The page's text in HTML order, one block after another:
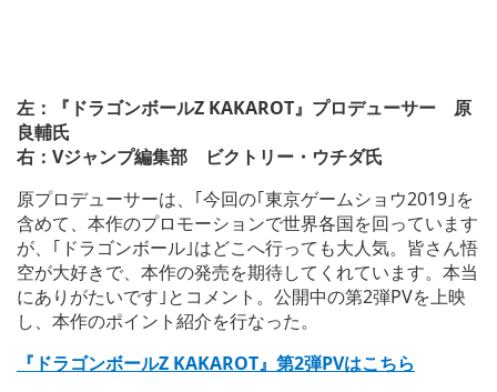
左：『ドラゴンボールZ KAKAROT』プロデューサー 原
良輔氏
右：Vジャンプ編集部 ビクトリー・ウチダ氏
原プロデューサーは、｢今回の｢東京ゲームショウ2019｣を
含めて、本作のプロモーションで世界各国を回っています
が、｢ドラゴンボール｣はどこへ行っても大人気。皆さん悟
空が大好きで、本作の発売を期待してくれています。本当
にありがたいです｣とコメント。公開中の第2弾PVを上映
し、本作のポイント紹介を行なった。
『ドラゴンボールZ KAKAROT』第2弾PVはこちら